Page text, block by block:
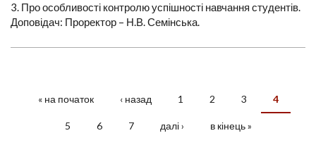
3. Про особливості контролю успішності навчання студентів.
Доповідач: Проректор – Н.В. Семінська.
« на початок ‹ назад 1 2 3 4
5 6 7 далі › в кінець »